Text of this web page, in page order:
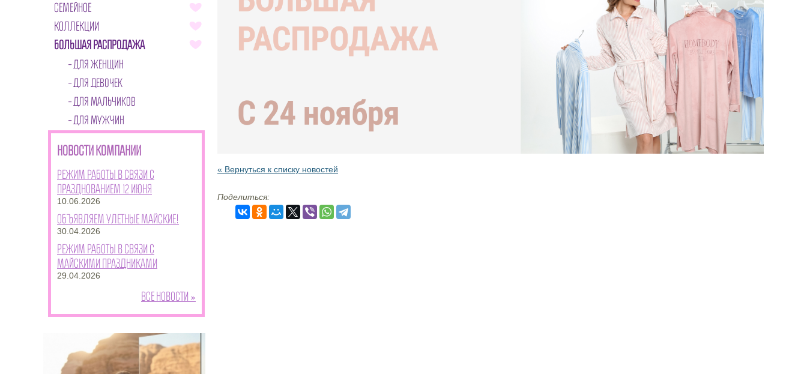
СЕМЕЙНОЕ
КОЛЛЕКЦИИ
БОЛЬШАЯ РАСПРОДАЖА
ДЛЯ ЖЕНЩИН
ДЛЯ ДЕВОЧЕК
ДЛЯ МАЛЬЧИКОВ
ДЛЯ МУЖЧИН
НОВОСТИ КОМПАНИИ
Режим работы в связи с
празднованием 12 июня
10.06.2026
Объявляем улетные майские!
30.04.2026
Режим работы в связи с
майскими праздниками
29.04.2026
Все новости »
« Вернуться к списку новостей
Поделиться: